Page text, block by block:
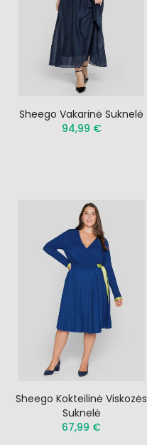
Sheego Vakarinė Suknelė
94,99 €
Sheego Kokteilinė Viskozės
Suknelė
67,99 €